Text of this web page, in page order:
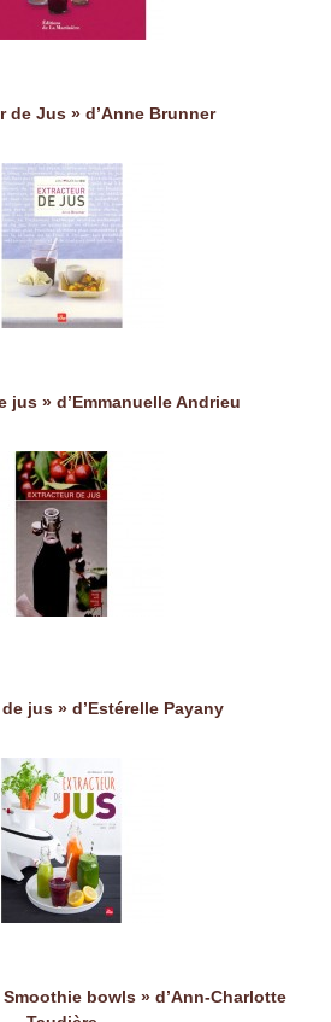
de Jus » d’Anne Brunner
jus » d’Emmanuelle Andrieu
jus » d’Estérelle Payany
bowls » d’Ann-Charlotte